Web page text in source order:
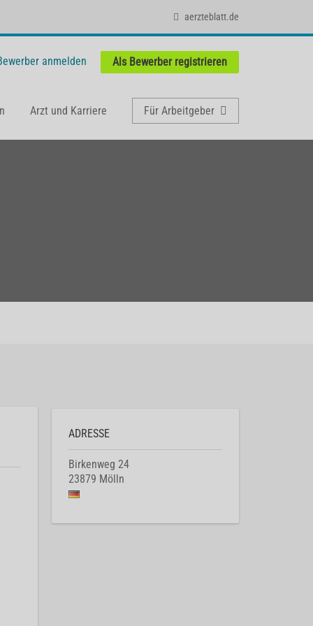
aerzteblatt.de
anmelden Als Bewerber registrieren
Arzt und Karriere Für Arbeitgeber
ADRESSE
Birkenweg 24
23879 Mölln